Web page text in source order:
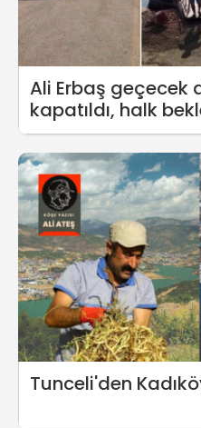
Ali Erbaş geçecek
kapatıldı, halk
Tunceli'den